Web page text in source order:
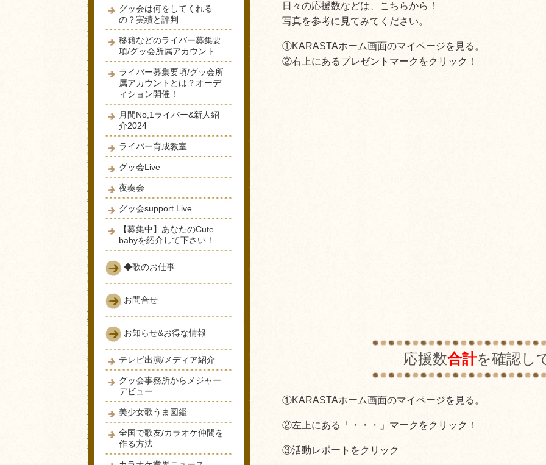
日々の応援数などは、こちらから！
写真を参考に見てみてください。
①KARASTAホーム画面のマイページを見る。
②右上にあるプレゼントマークをクリック！
応援数合計を確認し
①KARASTAホーム画面のマイページを見る。
②左上にある「・・・」マークをクリック！
③活動レポートをクリック
グッ会は何をしてくれる
の？実績と評判
移籍などのライバー募集要
項/グッ会所属アカウント
ライバー募集要項/グッ会所
属アカウントとは？オーデ
ィション開催！
月間No,1ライバー&新人紹
介2024
ライバー育成教室
グッ会Live
夜奏会
グッ会support Live
【募集中】あなたのCute
babyを紹介して下さい！
◆歌のお仕事
お問合せ
お知らせ&お得な情報
テレビ出演/メディア紹介
グッ会事務所からメジャー
デビュー
美少女歌うま図鑑
全国で歌友/カラオケ仲間を
作る方法